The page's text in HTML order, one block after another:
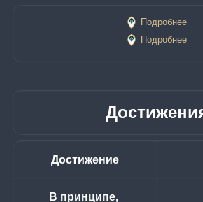
Подробнее
Подробнее
Достижение
В принципе,